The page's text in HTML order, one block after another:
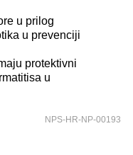
u prilog
u prevenciji
protektivni
u
NPS-HR-NP-00193